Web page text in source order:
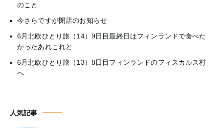
のこと
今さらですが閉店のお知らせ
6月北欧ひとり旅（14）9日目最終日はフィンランドで食べた
かったあれこれと
6月北欧ひとり旅（13）8日目フィンランドのフィスカルス村
へ
人気記事